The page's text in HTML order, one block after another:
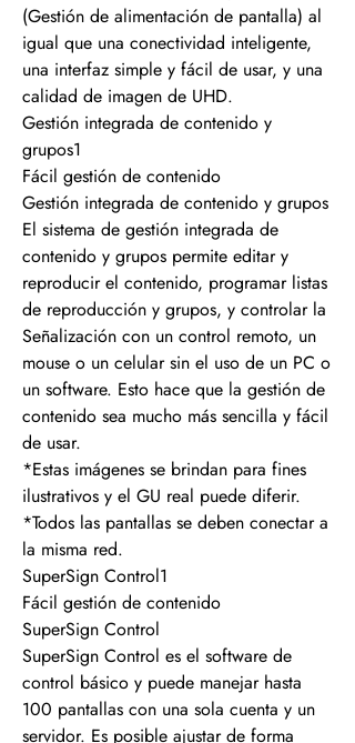
(Gestión de alimentación de pantalla) al
igual que una conectividad inteligente,
una interfaz simple y fácil de usar, y una
calidad de imagen de UHD.
Gestión integrada de contenido y
grupos1
Fácil gestión de contenido
Gestión integrada de contenido y grupos
El sistema de gestión integrada de
contenido y grupos permite editar y
reproducir el contenido, programar listas
de reproducción y grupos, y controlar la
Señalización con un control remoto, un
mouse o un celular sin el uso de un PC o
un software. Esto hace que la gestión de
contenido sea mucho más sencilla y fácil
de usar.
*Estas imágenes se brindan para fines
ilustrativos y el GU real puede diferir.
*Todos las pantallas se deben conectar a
la misma red.
SuperSign Control1
Fácil gestión de contenido
SuperSign Control
SuperSign Control es el software de
control básico y puede manejar hasta
100 pantallas con una sola cuenta y un
servidor. Es posible ajustar de forma